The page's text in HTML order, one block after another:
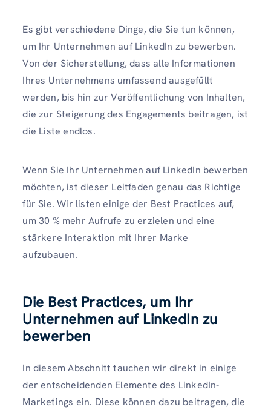
Es gibt verschiedene Dinge, die Sie tun können,
um Ihr Unternehmen auf LinkedIn zu bewerben.
Von der Sicherstellung, dass alle Informationen
Ihres Unternehmens umfassend ausgefüllt
werden, bis hin zur Veröffentlichung von Inhalten,
die zur Steigerung des Engagements beitragen, ist
die Liste endlos.
Wenn Sie Ihr Unternehmen auf LinkedIn bewerben
möchten, ist dieser Leitfaden genau das Richtige
für Sie. Wir listen einige der Best Practices auf,
um 30 % mehr Aufrufe zu erzielen und eine
stärkere Interaktion mit Ihrer Marke
aufzubauen.
Die Best Practices, um Ihr
Unternehmen auf LinkedIn zu
bewerben
In diesem Abschnitt tauchen wir direkt in einige
der entscheidenden Elemente des LinkedIn-
Marketings ein. Diese können dazu beitragen, die